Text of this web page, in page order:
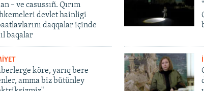
– ve casussıñ. Qırım
devlet hainligi
daqqalar içinde
baqalar
köre, yarıq bere
amma biz bütünley